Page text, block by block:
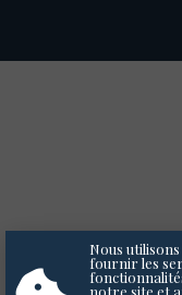
Nous
fournir les
notre site et